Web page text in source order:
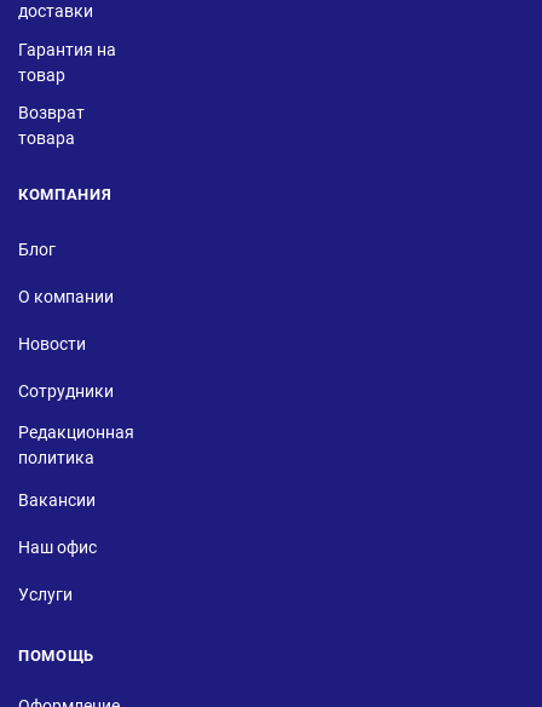
доставки
Гарантия на
товар
Возврат
товара
КОМПАНИЯ
Блог
О компании
Новости
Сотрудники
Редакционная
политика
Вакансии
Наш офис
Услуги
ПОМОЩЬ